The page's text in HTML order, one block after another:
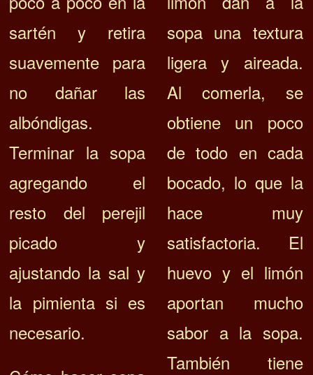
sartén y retira
suavemente para
no dañar las
albóndigas.
Terminar la sopa
agregando el
resto del perejil
picado y
ajustando la sal y
la pimienta si es
necesario.
sopa una textura
ligera y aireada.
Al comerla, se
obtiene un poco
de todo en cada
bocado, lo que la
hace muy
satisfactoria. El
huevo y el limón
aportan mucho
sabor a la sopa.
También tiene